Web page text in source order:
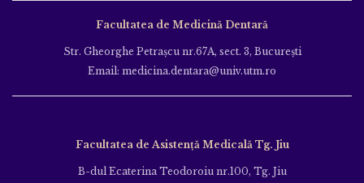
Facultatea de Medicină Dentară
Str. Gheorghe Petraşcu nr.67A, sect. 3, Bucureşti
Email: medicina.dentara@univ.utm.ro
Facultatea de Asistență Medicală Tg. Jiu
B-dul Ecaterina Teodoroiu nr.100, Tg. Jiu